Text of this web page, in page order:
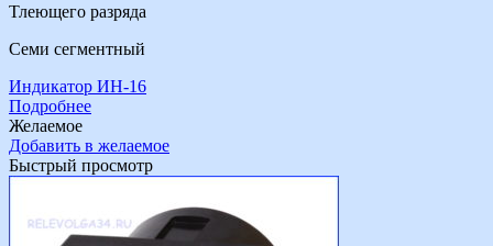
Тлеющего разряда
Семи сегментный
Индикатор ИН-16
Подробнее
Желаемое
Добавить в желаемое
Быстрый просмотр